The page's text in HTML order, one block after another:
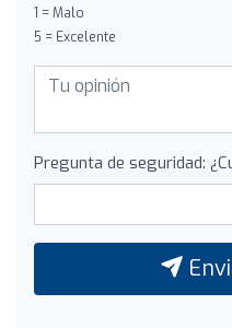
1 = Malo
5 = Excelente
Pregunta de seguridad: